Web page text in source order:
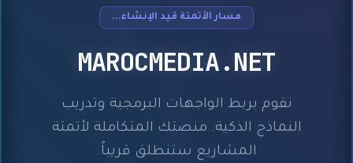
مسار الأتمتة قيد الإنشاء...
MAROCMEDIA.NET
نقوم بربط الواجهات البرمجية وتدريب
النماذج الذكية. منصتك المتكاملة لأتمتة
المشاريع ستنطلق قريباً.